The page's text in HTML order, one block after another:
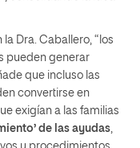
Dra. Caballero, “los
pueden generar
que incluso las
convertirse en
exigían a las familias
de las ayudas